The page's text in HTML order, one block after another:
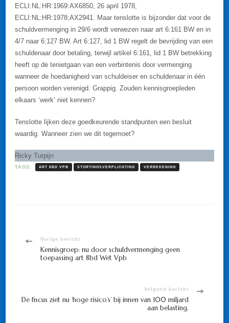
ECLI:NL:HR:1969:AX6850, 26 april 1978,
ECLI:NL:HR:1978:AX2941. Maar tenslotte is bijzonder dat voor de
schuldvermenging in 29/6 wordt verwezen naar art 6:161 BW en in
4/7 naar 6:127 BW. Art 6:127, lid 1 BW regelt de bevrijding van een
schuldenaar door betaling, terwijl artikel 6:161, lid 1 BW betrekking
heeft op de tenietgaan van een verbintenis door vermenging
wanneer de hoedanigheid van schuldeiser en schuldenaar in één
persoon worden verenigd. Grappig. Zouden kennisgroepleden
elkaars ‘werk’ niet kennen?
Tenslotte lijken deze goedkeurende standpunten een besluit
waardig. Wanneer zien we dit tegemoet?
Ricky Turpijn
TAGS: ART 8BD VPB STORTINGSVERPLICHTING VERREKENING
Bericht
navigatie
Vorige bericht
Kennisgroep: nu door schuldvermenging geen
toepassing art 8bd Wet Vpb
Volgend bericht
De fiscus ziet nu ‘hoge risico’s’ bij innen van 100 miljard
aan belasting.